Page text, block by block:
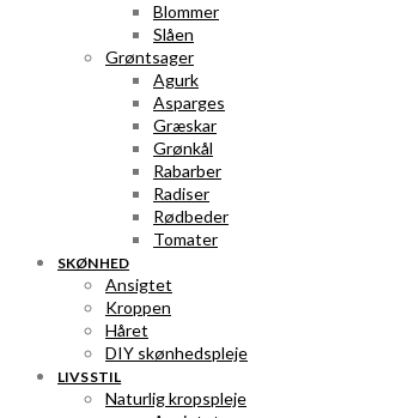
Blommer
Slåen
Grøntsager
Agurk
Asparges
Græskar
Grønkål
Rabarber
Radiser
Rødbeder
Tomater
SKØNHED
Ansigtet
Kroppen
Håret
DIY skønhedspleje
LIVSSTIL
Naturlig kropspleje